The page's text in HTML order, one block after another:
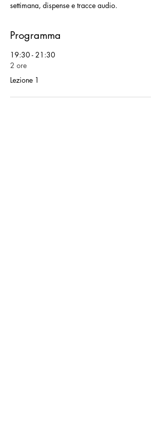
settimana, dispense e tracce audio.
Programma
19:30 - 21:30
2 ore
Lezione 1